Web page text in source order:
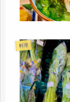
料理